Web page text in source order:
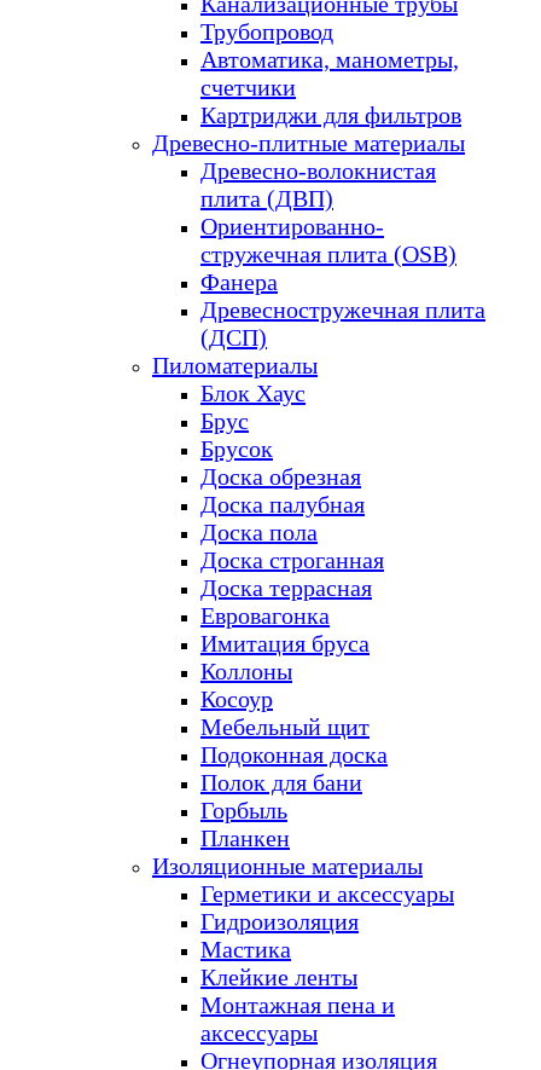
Трубопровод
Автоматика, манометры,
счетчики
Картриджи для фильтров
Древесно-плитные материалы
Древесно-волокнистая
плита (ДВП)
Ориентированно-
стружечная плита (OSB)
Фанера
Древесностружечная плита
(ДСП)
Пиломатериалы
Блок Хаус
Брус
Брусок
Доска обрезная
Доска палубная
Доска пола
Доска строганная
Доска террасная
Евровагонка
Имитация бруса
Коллоны
Косоур
Мебельный щит
Подоконная доска
Полок для бани
Горбыль
Планкен
Изоляционные материалы
Герметики и аксессуары
Гидроизоляция
Мастика
Клейкие ленты
Монтажная пена и
аксессуары
Огнеупорная изоляция